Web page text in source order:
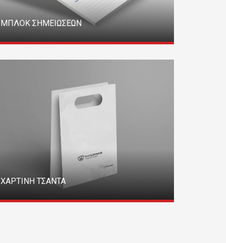
ΜΠΛΟΚ ΣΗΜΕΙΩΣΕΩΝ
ΧΑΡΤΙΝΗ ΤΣΑΝΤΑ